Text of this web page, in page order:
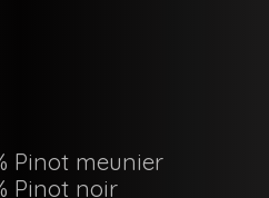
Pinot meunier
Pinot noir